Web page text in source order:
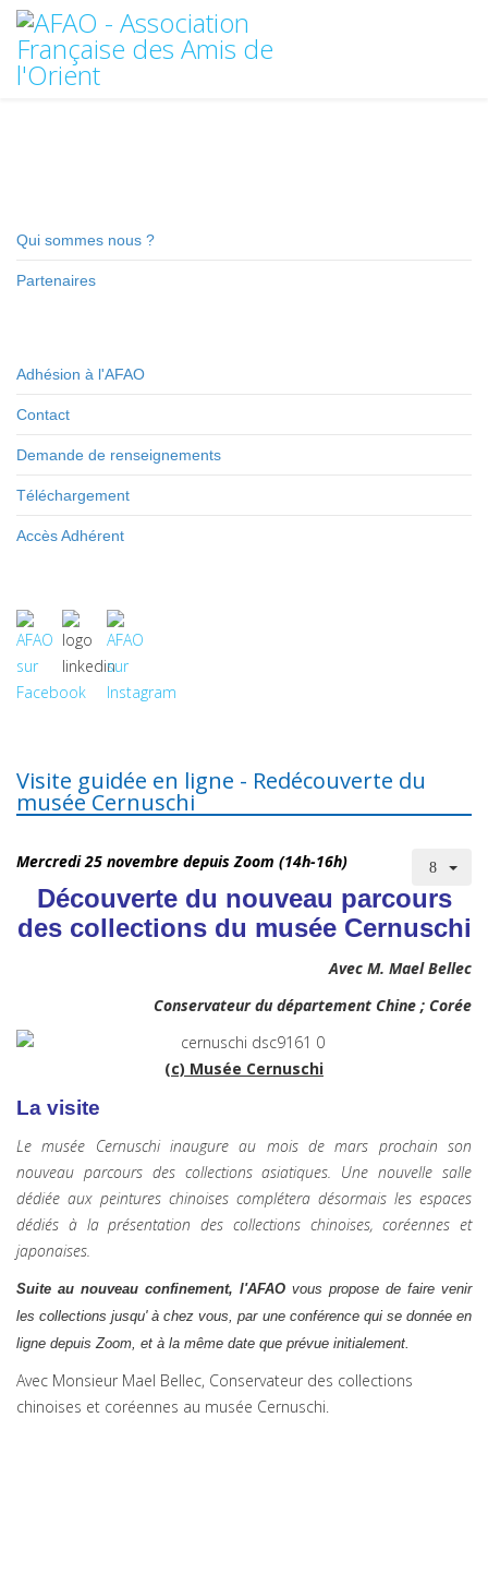
Qui sommes nous ?
Partenaires
Adhésion à l'AFAO
Contact
Demande de renseignements
Téléchargement
Accès Adhérent
Visite guidée en ligne - Redécouverte du
musée Cernuschi
Mercredi 25 novembre depuis Zoom (14h-16h)
Découverte du nouveau parcours
des collections du musée Cernuschi
Avec M. Mael Bellec
Conservateur du département Chine ; Corée
(c) Musée Cernuschi
La visite
Le musée Cernuschi inaugure au mois de mars prochain son
nouveau parcours des collections asiatiques. Une nouvelle salle
dédiée aux peintures chinoises complétera désormais les espaces
dédiés à la présentation des collections chinoises, coréennes et
japonaises.
Suite au nouveau confinement, l'AFAO vous propose de faire venir
les collections jusqu' à chez vous, par une conférence qui se donnée en
ligne depuis Zoom, et à la même date que prévue initialement.
Avec Monsieur Mael Bellec, Conservateur des collections
chinoises et coréennes au musée Cernuschi.